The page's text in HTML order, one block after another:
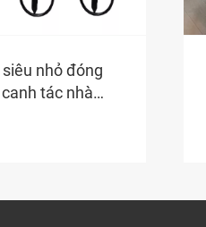
nhỏ đóng
tác nhà